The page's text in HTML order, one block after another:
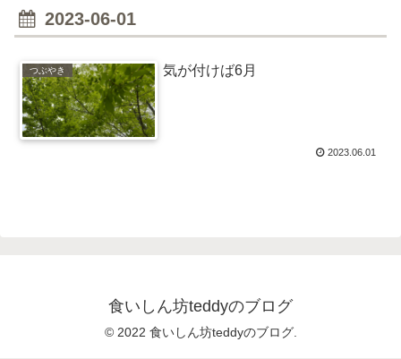
2023-06-01
つぶやき 気が付けば6月
2023.06.01
食いしん坊teddyのブログ
© 2022 食いしん坊teddyのブログ.